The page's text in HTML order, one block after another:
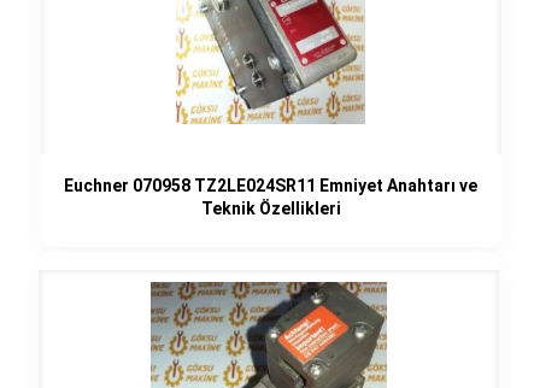
Euchner 070958 TZ2LE024SR11 Emniyet Anahtarı ve
Teknik Özellikleri